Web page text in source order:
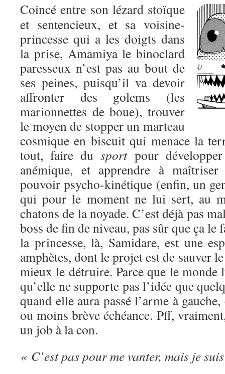
Coincé entre son lézard stoïque
et sentencieux, et sa voisine-
princesse qui a les doigts dans
la prise, Amamiya le binoclard
paresseux n’est pas au bout de
ses peines, puisqu’il va devoir
affronter des golems (les
marionnettes de boue), trouver
le moyen de stopper un marteau
cosmique en biscuit qui menace la
tout, faire dusportpour développer
anémique, et apprendre à
pouvoir psycho-kinétique (enfin, un
qui pour le moment ne lui sert, au
chatons de la noyade. C’est déjà pas
boss de fin de niveau, pas sûr que ça le
la princesse, là, Samidare, est une
amphètes, dont le projet est de sauver
mieux le détruire. Parce que le monde
qu’elle ne supporte pas l’idée que
quand elle aura passé l’arme à
ou moins brève échéance. Pff,
un job à la con.
« C’est pas pour me vanter, mais je